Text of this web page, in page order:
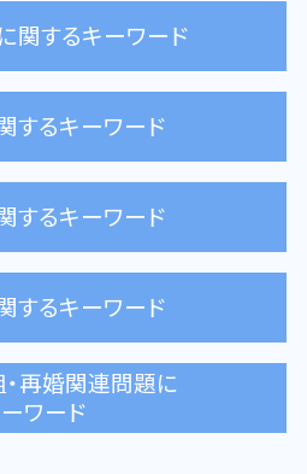
リット
法書士
談できること
関するキーワード
費用
リット
するキーワード
談
書士
するキーワード
都
リット
書類
するキーワード
士 メリット
区
再婚関連問題に
ワード